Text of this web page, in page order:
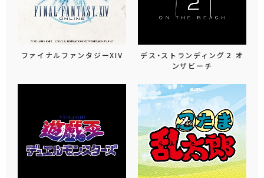
ファイナルファンタジーXIV
デス・ストランディング２ オ
ンザビーチ